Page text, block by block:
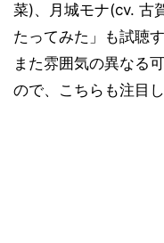
菜)、月城モナ(cv. 古
たってみた」も試聴
また雰囲気の異なる
ので、こちらも注目